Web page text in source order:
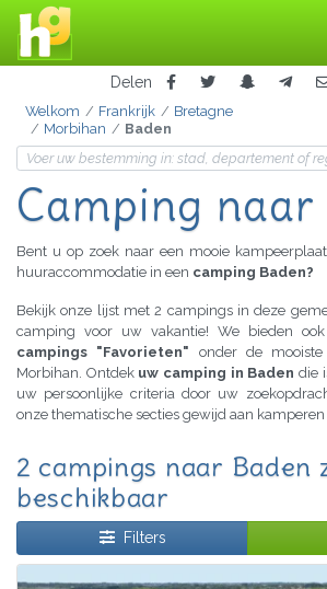
Delen
Welkom Frankrijk
Bretagne
Morbihan
Baden
Camping naar
Bent u op zoek naar een mooie
huuraccommodatie in een camping Baden?
Bekijk onze lijst met 2 campings in deze
camping voor uw vakantie! We bieden ook
campings "Favorieten" onder de mooiste
Morbihan. Ontdek uw camping in Baden die
uw persoonlijke criteria door uw
onze thematische secties gewijd aan
2 campings naar Baden
beschikbaar
Filters